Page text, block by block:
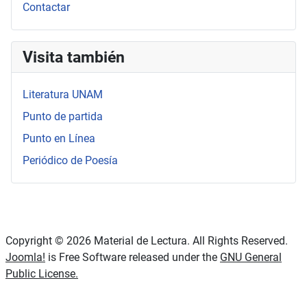
Contactar
Visita también
Literatura UNAM
Punto de partida
Punto en Línea
Periódico de Poesía
Copyright © 2026 Material de Lectura. All Rights Reserved.
Joomla! is Free Software released under the GNU General
Public License.